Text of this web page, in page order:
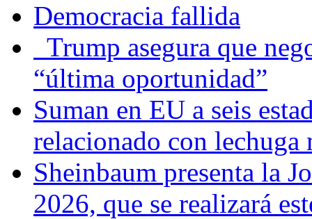
Democracia fallida
Trump asegura que
“última oportunidad”
Suman en EU a seis
relacionado con lechuga
Sheinbaum presenta la
2026, que se realizará